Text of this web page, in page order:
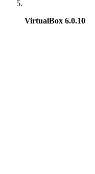
VirtualBox 6.0.10